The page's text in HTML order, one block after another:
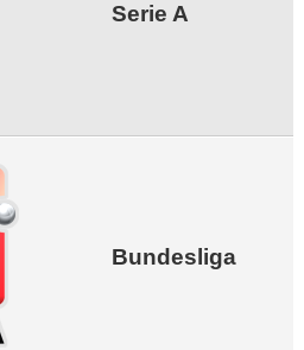
Serie A
Bundesliga